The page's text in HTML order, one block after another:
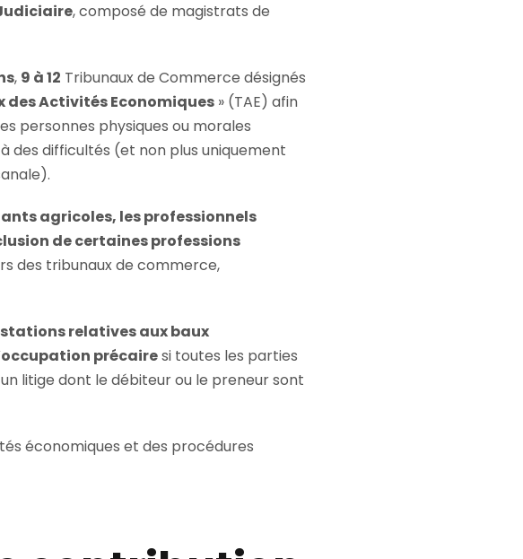
, composé de magistrats de
, 9 à 12 Tribunaux de Commerce désignés
des Activités Economiques » (TAE) afin
personnes physiques ou morales
des difficultés (et non plus uniquement
agricoles, les professionnels
de certaines professions
des tribunaux de commerce,
relatives aux baux
précairesi toutes les parties
litige dont le débiteur ou le preneur sont
économiques et des procédures